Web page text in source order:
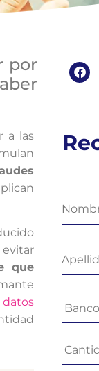
por
a las
evitar
que